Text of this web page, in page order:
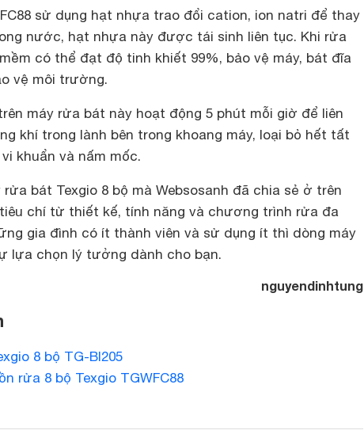
sử dụng hạt nhựa trao đổi cation, ion natri để thay
nước, hạt nhựa này được tái sinh liên tục. Khi rửa
có thể đạt độ tinh khiết 99%, bảo vệ máy, bát đĩa
vệ môi trường.
máy rửa bát này hoạt động 5 phút mỗi giờ để liên
khí trong lành bên trong khoang máy, loại bỏ hết tất
khuẩn và nấm mốc.
bát Texgio 8 bộ mà Websosanh đã chia sẻ ở trên
chí từ thiết kế, tính năng và chương trình rửa đa
gia đình có ít thành viên và sử dụng ít thì dòng máy
lựa chọn lý tưởng dành cho bạn.
nguyendinhtung
8 bộ TG-BI205
rửa 8 bộ Texgio TGWFC88